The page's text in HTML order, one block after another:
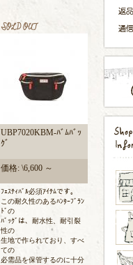
UBP7020KBM-ﾊﾞﾑﾊﾞｯ
ｸﾞ
価格: \6,600 ～
ﾌｪｽﾃｨﾊﾞﾙ必須ｱｲﾃﾑです。
この耐久性のあるﾊﾝﾀｰﾌﾞﾗﾝ
ﾄﾞの
ﾊﾞｯｸﾞは、耐水性、耐引裂
性の
生地で作られており、すべ
ての
必需品を保管するのに十分